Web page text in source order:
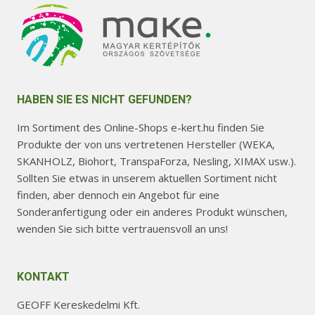
HABEN SIE ES NICHT GEFUNDEN?
Im Sortiment des Online-Shops e-kert.hu finden Sie
Produkte der von uns vertretenen Hersteller (WEKA,
SKANHOLZ, Biohort, TranspaForza, Nesling, XIMAX usw.).
Sollten Sie etwas in unserem aktuellen Sortiment nicht
finden, aber dennoch ein Angebot für eine
Sonderanfertigung oder ein anderes Produkt wünschen,
wenden Sie sich bitte vertrauensvoll an uns!
KONTAKT
GEOFF Kereskedelmi Kft.